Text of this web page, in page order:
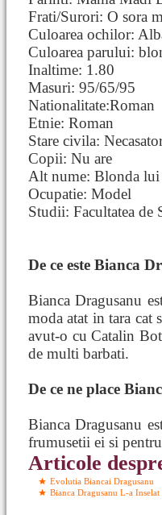
Frati/Surori: O sora
Culoarea ochilor:
Culoarea parului:
Inaltime: 1.80
Masuri: 95/65/95
Nationalitate:Roman
Etnie: Roman
Stare civila:
Copii: Nu are
Alt nume: Blonda
Ocupatie: Model
Studii: Facultatea de
De ce este Bianca
Bianca Dragusanu
moda atat in tara cat
avut-o cu Catalin
de multi barbati.
De ce ne place
Bianca Dragusanu
frumusetii ei si
Articole
Evolutia Biancai Dragusanu
Bianca Dragusanu L-a Inselat